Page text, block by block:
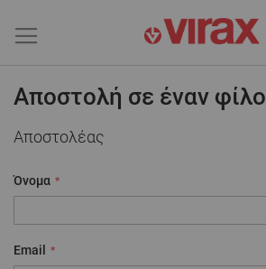
Αποστολή σε έναν φίλο
Αποστολέας
Όνομα
Email